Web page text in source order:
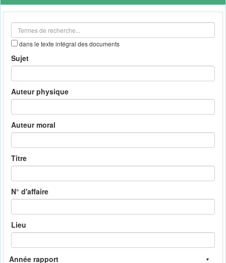
outils
dans le texte intégral des documents
Sujet
Auteur physique
Auteur moral
Titre
N° d'affaire
Lieu